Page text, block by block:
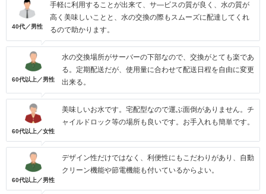
40代／男性
手軽に利用することが出来て、サ―ビスの質が良く、水の質が
高く美味しいことと、水の交換の際もスムーズに配達してくれ
るので助かります。
60代以上／男性
水の交換場所がサーバーの下部なので、交換がとても楽であ
る。定期配送だが、使用量に合わせて配送日程を自由に変更
出来る。
60代以上／女性
美味しいお水です。宅配型なので運ぶ面倒がありません。チ
ャイルドロック等の場所も良いです。お手入れも簡単です。
60代以上／男性
デザイン性だけではなく、利便性にもこだわりがあり、自動
クリーン機能や節電機能も付いているからよい。